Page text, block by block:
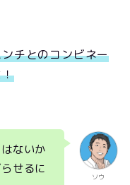
チとのコンビネー
ソウ
ないか
せるに